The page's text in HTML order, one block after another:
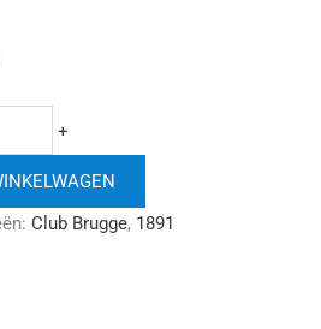
+
Club Brugge, 1891